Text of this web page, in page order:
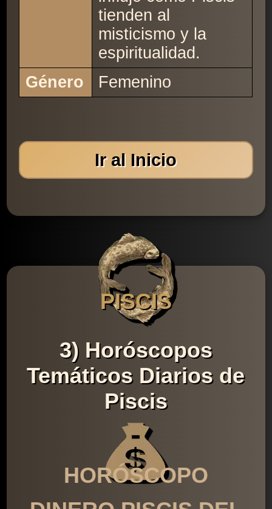
tienden al
misticismo y la
espiritualidad.
Género
Femenino
Ir al Inicio
PISCIS
3) Horóscopos
Temáticos Diarios de
Piscis
HORÓSCOPO